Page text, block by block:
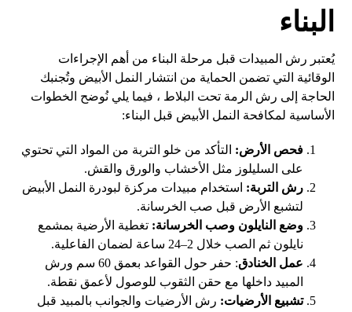
البناء
يُعتبر رش المبيدات قبل مرحلة البناء من أهم الإجراءات
الوقائية التي تضمن الحماية من انتشار النمل الأبيض وتُجنبك
الحاجة إلى رش الرمة تحت البلاط ، فيما يلي نُوضح الخطوات
الأساسية لمكافحة النمل الأبيض قبل البناء:
فحص الأرض: التأكد من خلو التربة من المواد التي تحتوي
على السليلوز مثل الأخشاب والورق والقش.
رش التربة: استخدام مبيدات مركزة لبودرة النمل الأبيض
لتشبع الأرض قبل صب الخرسانة.
وضع النايلون وصب الخرسانة: تغطية الأرضية بمشمع
نايلون ثم الصب خلال 2–24 ساعة لضمان الفاعلية.
عمل الخنادق
: حفر حول القواعد بعمق 60 سم ورش
المبيد داخلها مع حقن الثقوب للوصول لأعمق نقطة.
تشبيع الأرضيات: رش الأرضيات والجوانب بالمبيد قبل